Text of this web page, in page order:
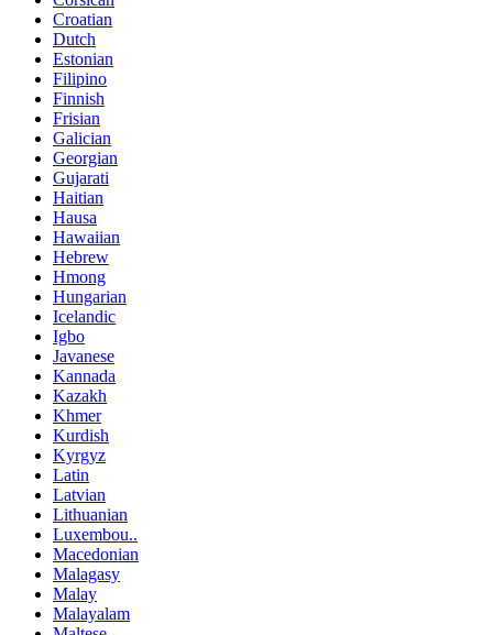
Croatian
Dutch
Estonian
Filipino
Finnish
Frisian
Galician
Georgian
Gujarati
Haitian
Hausa
Hawaiian
Hebrew
Hmong
Hungarian
Icelandic
Igbo
Javanese
Kannada
Kazakh
Khmer
Kurdish
Kyrgyz
Latin
Latvian
Lithuanian
Luxembou..
Macedonian
Malagasy
Malay
Malayalam